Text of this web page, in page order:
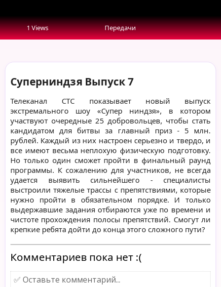
1 Views Передачи
Суперниндзя Выпуск 7
Телеканал СТС показывает новый выпуск
экстремального шоу «Супер ниндзя», в котором
участвуют очередные 25 добровольцев, чтобы стать
кандидатом для битвы за главный приз - 5 млн.
рублей. Каждый из них настроен серьезно и твердо, и
все имеют весьма неплохую физическую подготовку.
Но только один сможет пройти в финальный раунд
программы. К сожалению для участников, не всегда
удается выявить сильнейшего - специалисты
выстроили тяжелые трассы с препятствиями, которые
нужно пройти в обязательном порядке. И только
выдержавшие задания отбираются уже по времени и
чистоте прохождения полосы препятствий. Смогут ли
крепкие ребята дойти до конца этого сложного пути?
Комментариев пока нет :(